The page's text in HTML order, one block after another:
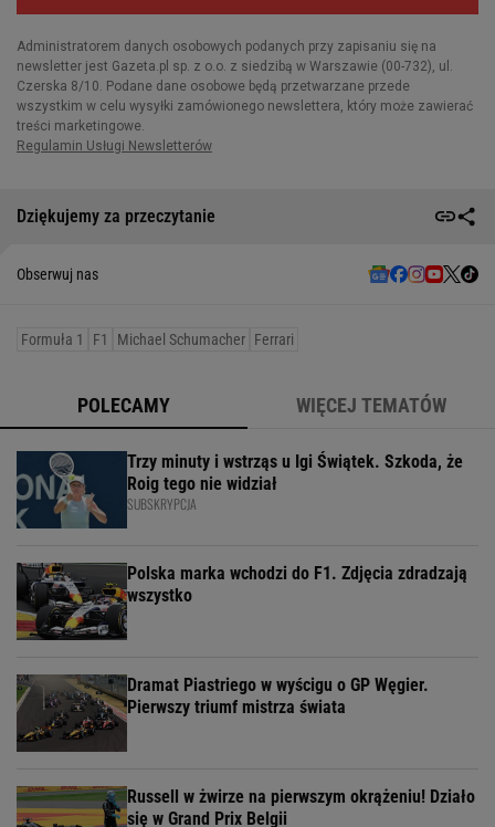
Dziękujemy za przeczytanie
Obserwuj nas
Formuła 1 F1 Michael Schumacher Ferrari
POLECAMY WIĘCEJ TEMATÓW
Trzy minuty i wstrząs u Igi Świątek. Szkoda, że
Roig tego nie widział
SUBSKRYPCJA
Polska marka wchodzi do F1. Zdjęcia zdradzają
wszystko
Dramat Piastriego w wyścigu o GP Węgier.
Pierwszy triumf mistrza świata
Russell w żwirze na pierwszym okrążeniu! Działo
się w Grand Prix Belgii